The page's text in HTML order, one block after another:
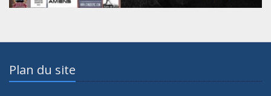
Plan du site